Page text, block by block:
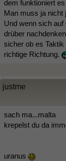
dem funktioniert
Man muss ja nicht
Und wenn sich
drüber
sicher ob es
richtige Richtung.
justme
sach ma...malta
krepelst du da
uranus